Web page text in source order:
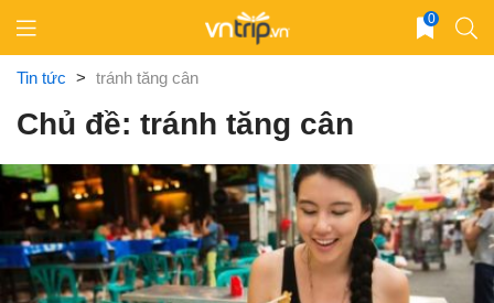
content
0
Tin tức > tránh tăng cân
Chủ đề: tránh tăng cân